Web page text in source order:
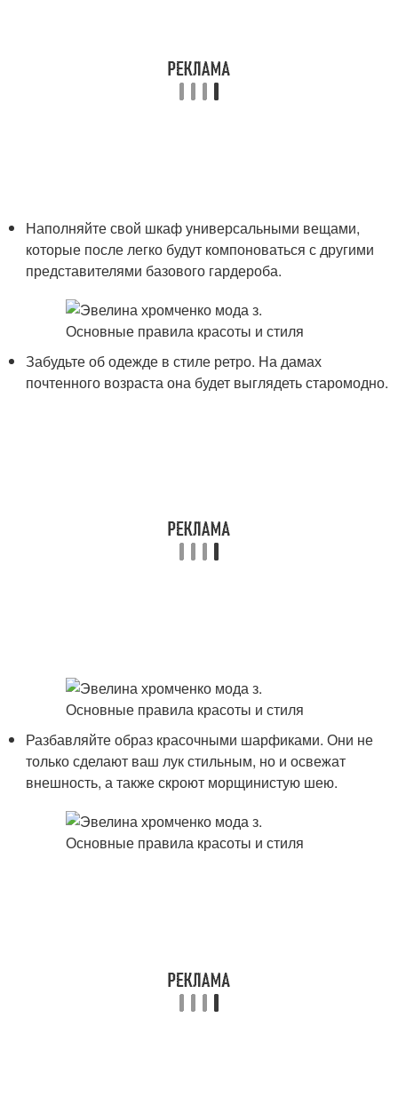
Наполняйте свой шкаф универсальными вещами,
которые после легко будут компоноваться с другими
представителями базового гардероба.
Забудьте об одежде в стиле ретро. На дамах
почтенного возраста она будет выглядеть старомодно.
Разбавляйте образ красочными шарфиками. Они не
только сделают ваш лук стильным, но и освежат
внешность, а также скроют морщинистую шею.